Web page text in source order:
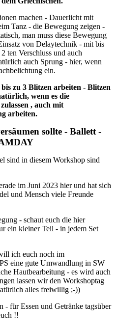
machen - Dauerlicht mit
Tanz - die Bewegung zeigen -
man muss diese Bewegung
von Delaytechnik - mit bis
ten Verschluss und auch
auch Sprung - hier, wenn
ein.
zu 3 Blitzen arbeiten - Blitzen
wenn es die
, auch mit
arbeiten.
sollte - Ballett -
sind in diesem Workshop sind
im Juni 2023 hier und hat sich
und Mensch viele Freunde
- schaut euch die hier
ein kleiner Teil - in jedem Set
ich euch noch im
eine gute Umwandlung in SW
Hautbearbeitung - es wird auch
lassen wir den Workshoptag
alles freiwillig ;-))
- für Essen und Getränke tagsüber
!!